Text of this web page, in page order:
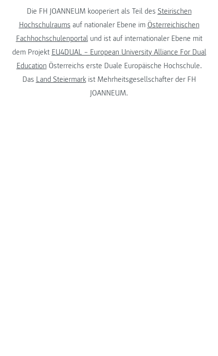
Die FH JOANNEUM kooperiert als Teil des Steirischen
Hochschulraums auf nationaler Ebene im Österreichischen
Fachhochschulenportalund ist auf internationaler Ebene mit
dem Projekt EU4DUAL – European University Alliance For Dual
Education Österreichs erste Duale Europäische Hochschule.
Das Land Steiermarkist Mehrheitsgesellschafter der FH
JOANNEUM.